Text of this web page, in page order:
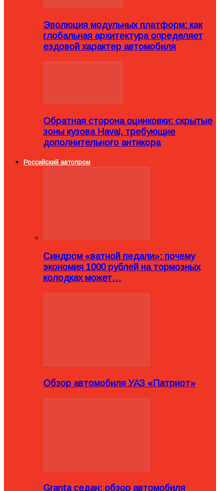
Эволюция модульных платформ: как
глобальная архитектура определяет
ездовой характер автомобиля
Обратная сторона оцинковки: скрытые
зоны кузова Haval, требующие
дополнительного антикора
Российский автопром
Синдром «ватной педали»: почему
экономия 1000 рублей на тормозных
колодках может…
Обзор автомобиля УАЗ «Патриот»
Granta седан: обзор автомобиля